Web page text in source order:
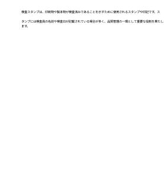
検査スタンプは、印刷物や製本物が検査済みであることを示すために使用されるスタンプや印記です。ス
タンプには検査員の名前や検査日が記載されている場合が多く、品質管理の一環として重要な役割を果た
ます。